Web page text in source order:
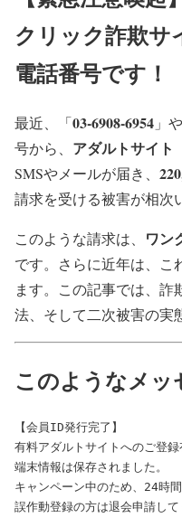
クリック詐欺サ
電話番号です！
最近、「03-6908-6954 」
号から、 アダルトサイト
SMSやメールが届き、
請求を受ける被害が相次
このような請求は、 ワン
です。さらに近年は、こ
ます。この記事では、
法、そして二次被害の実
このようなメッ
【会員ID発行完了】
有料アダルトサイトへのご登録
端末情報は保存されました。
キャンペーン中のため、24時
誤作動登録の方は退会申請して